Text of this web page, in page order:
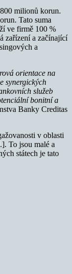
milionů korun.
Tato suma
ve firmě 100 %
zařízení a začínající
a
orientace na
synergických
služeb
bonitní a
Banky Creditas
v oblasti
To jsou malé a
státech je tato